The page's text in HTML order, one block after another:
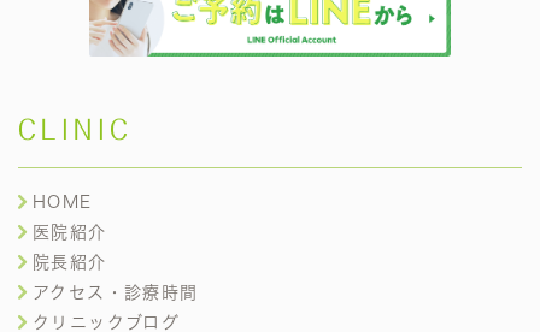
CLINIC
HOME
医院紹介
院長紹介
アクセス・診療時間
クリニックブログ